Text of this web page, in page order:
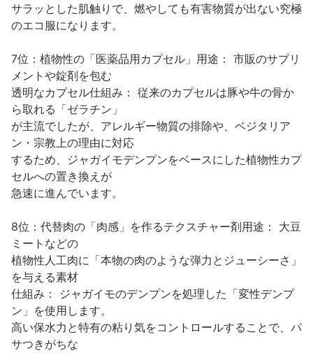
サラッとした肌触りで、燃やしても有害物質が出ない究極
のエコ服になります。
7位：植物性の「医薬品用カプセル」用途： 市販のサプリ
メントや錠剤を包む
透明なカプセル仕組み： 従来のカプセルは豚や牛の骨か
ら取れる「ゼラチン」
が主流でしたが、アレルギー物質の排除や、ベジタリア
ン・宗教上の理由に対応
するため、ジャガイモデンプンをベースにした植物性カプ
セルへの置き換えが
急速に進んでいます。
8位：代替肉の「肉感」を作るテクスチャー剤用途： 大豆
ミートなどの
植物性人工肉に「本物の肉のような弾力とジューシーさ」
を与える素材
仕組み： ジャガイモのデンプンを処理した「変性デンプ
ン」を使用します。
高い保水力と特有の粘り気をコントロールすることで、パ
サつきがちな